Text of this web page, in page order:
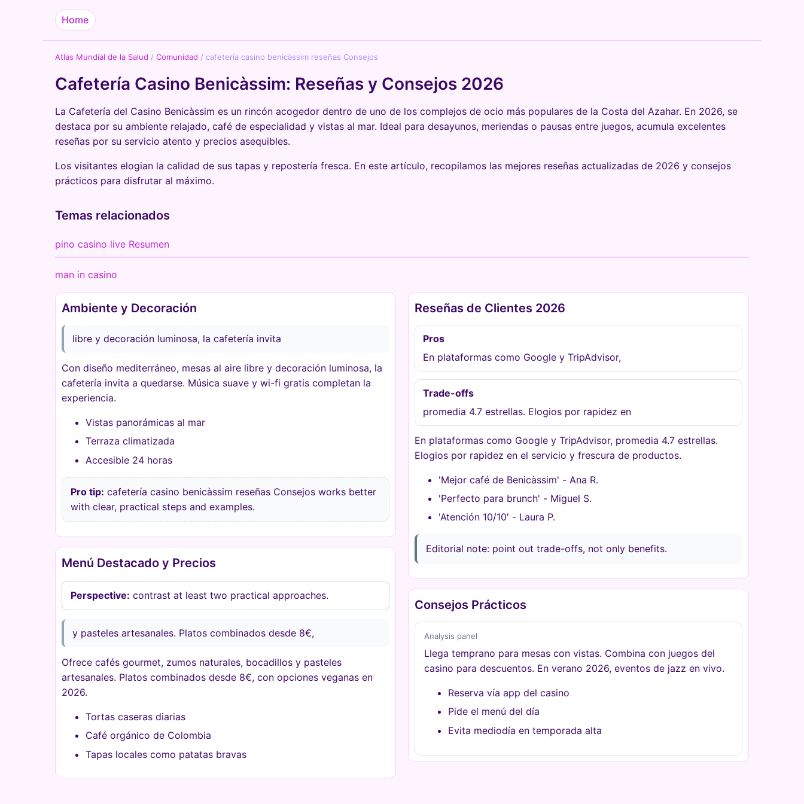
Home
Atlas Mundial de la Salud / Comunidad / cafetería casino benicàssim reseñas Consejos
Cafetería Casino Benicàssim: Reseñas y Consejos 2026
La Cafetería del Casino Benicàssim es un rincón acogedor dentro de uno de los complejos de ocio más populares de la Costa del Azahar. En 2026, se
destaca por su ambiente relajado, café de especialidad y vistas al mar. Ideal para desayunos, meriendas o pausas entre juegos, acumula excelentes
reseñas por su servicio atento y precios asequibles.
Los visitantes elogian la calidad de sus tapas y repostería fresca. En este artículo, recopilamos las mejores reseñas actualizadas de 2026 y consejos
prácticos para disfrutar al máximo.
Temas relacionados
pino casino live Resumen
man in casino
Ambiente y Decoración
libre y decoración luminosa, la cafetería invita
Con diseño mediterráneo, mesas al aire libre y decoración luminosa, la
cafetería invita a quedarse. Música suave y wi-fi gratis completan la
experiencia.
Vistas panorámicas al mar
Terraza climatizada
Accesible 24 horas
Pro tip: cafetería casino benicàssim reseñas Consejos works better
with clear, practical steps and examples.
Menú Destacado y Precios
Perspective: contrast at least two practical approaches.
y pasteles artesanales. Platos combinados desde 8€,
Ofrece cafés gourmet, zumos naturales, bocadillos y pasteles
artesanales. Platos combinados desde 8€, con opciones veganas en
2026.
Tortas caseras diarias
Café orgánico de Colombia
Tapas locales como patatas bravas
Reseñas de Clientes 2026
Pros
En plataformas como Google y TripAdvisor,
Trade-offs
promedia 4.7 estrellas. Elogios por rapidez en
En plataformas como Google y TripAdvisor, promedia 4.7 estrellas.
Elogios por rapidez en el servicio y frescura de productos.
'Mejor café de Benicàssim' - Ana R.
'Perfecto para brunch' - Miguel S.
'Atención 10/10' - Laura P.
Editorial note: point out trade-offs, not only benefits.
Consejos Prácticos
Analysis panel
Llega temprano para mesas con vistas. Combina con juegos del
casino para descuentos. En verano 2026, eventos de jazz en vivo.
Reserva vía app del casino
Pide el menú del día
Evita mediodía en temporada alta